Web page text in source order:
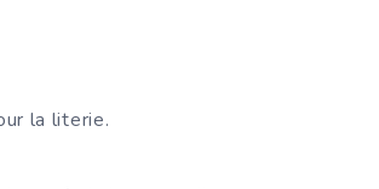
la literie.